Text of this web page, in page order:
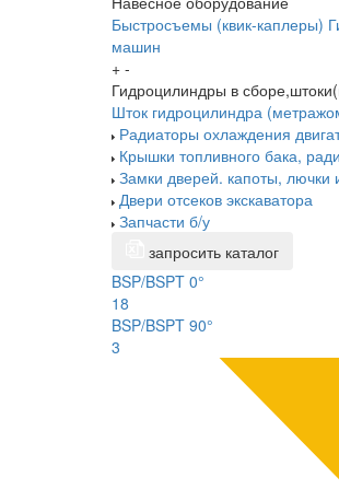
Быстросъемы (квик-каплеры)
машин
+ -
Гидроцилиндры в
Шток гидроцилиндра
Радиаторы охлаждения
Крышки топливного бака,
Замки дверей. капоты, лючки
Двери отсеков экскаватора
Запчасти б/у
запросить каталог
BSP/BSPT 0°
18
BSP/BSPT 90°
3